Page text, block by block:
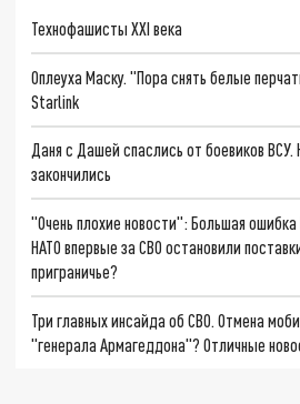
Технофашисты XXI века
Оплеуха Маску. "Пора снять белые
Starlink
Даня с Дашей спаслись от боевиков
закончились
"Очень плохие новости": Большая
НАТО впервые за СВО остановили
приграничье?
Три главных инсайда об СВО. Отмена
"генерала Армагеддона"? Отличные